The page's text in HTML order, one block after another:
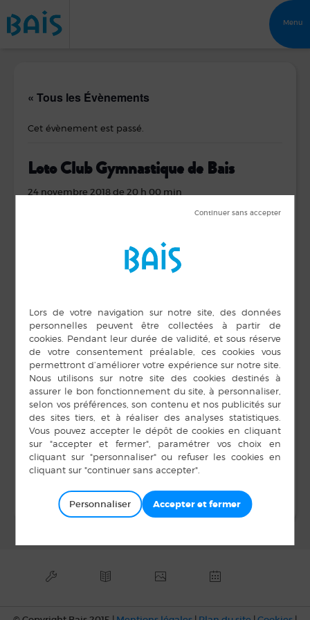
Menu
« Tous les Évènements
Cet évènement est passé.
Loto Club Gymnastique de Bais
24 novembre 2018 de 20 h 00 min
24 novembre 2018
Heure :
20 h 00 min
LIEU
Salle Unisson
volontaire
Téléphone
02 56 53 80 47
E-mail
lucie-renou@sfr.fr
Bal Bais 35 Danse
Bal Unisson Musique et
Solidarité
Personnaliser